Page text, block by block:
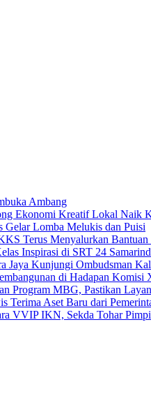
Ambang
Ekonomi Kreatif Lokal Naik
Gelar Lomba Melukis dan Puisi
Terus Menyalurkan Bantuan
Inspirasi di SRT 24
Jaya Kunjungi Ombudsman
di Hadapan
Program MBG, Pastikan
Terima Aset Baru dari
VVIP IKN, Sekda Tohar